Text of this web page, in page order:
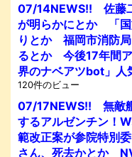
07/14NEWS!! 佐藤
が明らかにとか 「国
りとか 福岡市消防
るとか 今後17年間
界のナベアツbot」人
120件のビュー
07/17NEWS!! 無敵
するアルゼンチン！
範改正案が参院特別
さん、死去かとか